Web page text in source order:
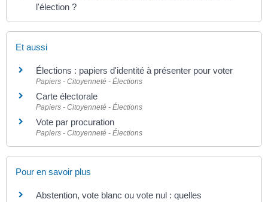
l'élection ?
Et aussi
Élections : papiers d'identité à présenter pour voter
Papiers - Citoyenneté - Élections
Carte électorale
Papiers - Citoyenneté - Élections
Vote par procuration
Papiers - Citoyenneté - Élections
Pour en savoir plus
Abstention, vote blanc ou vote nul : quelles